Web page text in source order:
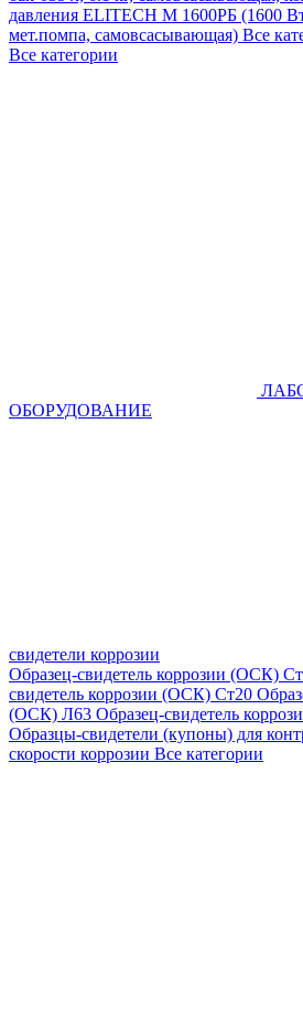
давления ELITECH М 1600РБ (1600
мет.помпа, самовсасывающая) Все
Все категории
ОБОРУДОВАНИЕ
свидетели коррозии
Образец-свидетель коррозии (ОСК)
свидетель коррозии (ОСК) Ст20
(ОСК) Л63 Образец-свидетель
Образцы-свидетели (купоны) для
скорости коррозии Все категории